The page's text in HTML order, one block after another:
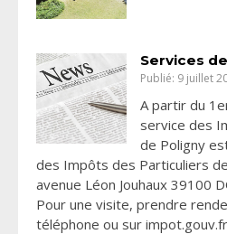
Services
Publié: 9 juillet
A partir du
service des
de Poligny
des Impôts des Particuliers
avenue Léon Jouhaux 39100
Pour une visite, prendre
téléphone ou sur